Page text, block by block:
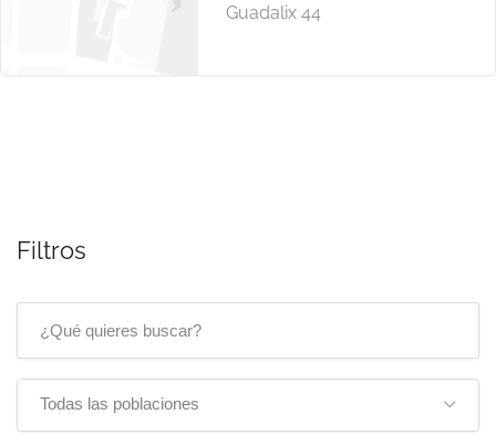
Guadalix 44
Filtros
Todas las poblaciones